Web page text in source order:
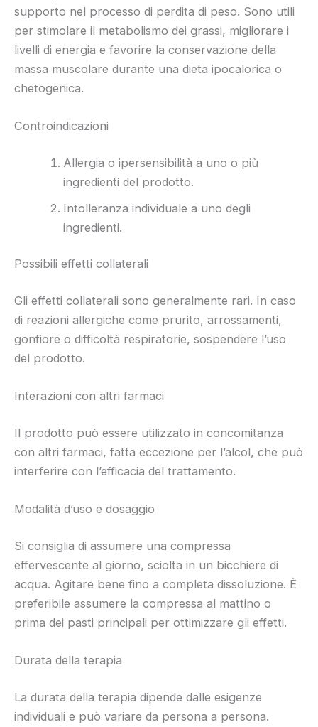
supporto nel processo di perdita di peso. Sono utili
per stimolare il metabolismo dei grassi, migliorare i
livelli di energia e favorire la conservazione della
massa muscolare durante una dieta ipocalorica o
chetogenica.
Controindicazioni
Allergia o ipersensibilità a uno o più
ingredienti del prodotto.
Intolleranza individuale a uno degli
ingredienti.
Possibili effetti collaterali
Gli effetti collaterali sono generalmente rari. In caso
di reazioni allergiche come prurito, arrossamenti,
gonfiore o difficoltà respiratorie, sospendere l’uso
del prodotto.
Interazioni con altri farmaci
Il prodotto può essere utilizzato in concomitanza
con altri farmaci, fatta eccezione per l’alcol, che può
interferire con l’efficacia del trattamento.
Modalità d’uso e dosaggio
Si consiglia di assumere una compressa
effervescente al giorno, sciolta in un bicchiere di
acqua. Agitare bene fino a completa dissoluzione. È
preferibile assumere la compressa al mattino o
prima dei pasti principali per ottimizzare gli effetti.
Durata della terapia
La durata della terapia dipende dalle esigenze
individuali e può variare da persona a persona.